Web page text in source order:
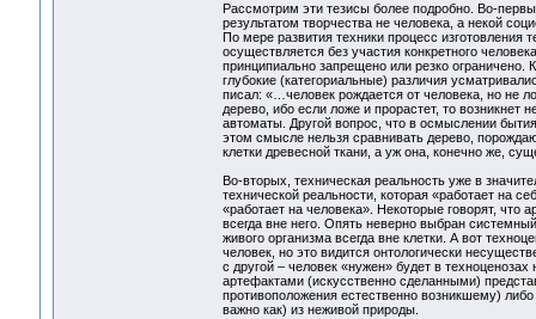
Рассмотрим эти тезисы более подробно. Во-
результатом творчества не человека, а некой
По мере развития техники процесс
осуществляется без участия конкретного
принципиально запрещено или резко
глубокие (категориальные) различия
писал: «…человек рождается от человека, но не
дерево, ибо если ложе и прорастет, то
автоматы. Другой вопрос, что в осмыслении
этом смысле нельзя сравнивать дерево,
клетки древесной ткани, а уж она, конечно же,
Во-вторых, техническая реальность уже в
технической реальности, которая «работает на
«работает на человека». Некоторые говорят, что
всегда вне него. Опять неверно выбран
живого организма всегда вне клетки. А вот
человек, но это видится онтологически
с другой – человек «нужен» будет в
артефактами (искусственно сделанными)
противоположения естественно возникшему)
важно как) из неживой природы.